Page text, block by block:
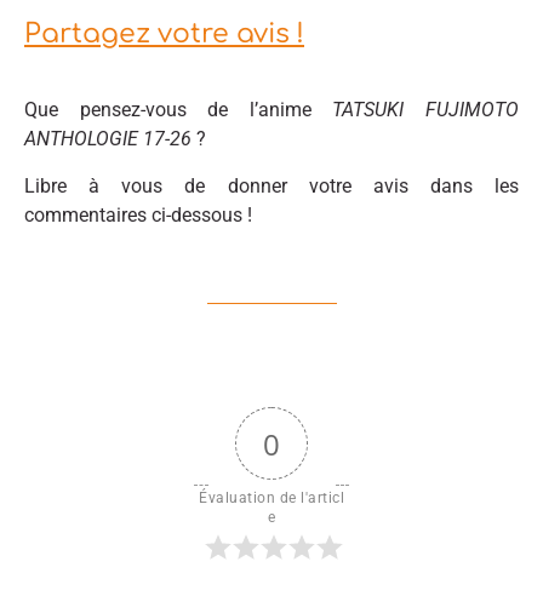
Partagez votre avis !
Que pensez-vous de l’anime TATSUKI FUJIMOTO
ANTHOLOGIE 17-26 ?
Libre à vous de donner votre avis dans les
commentaires ci-dessous !
0
Évaluation de l'articl
e